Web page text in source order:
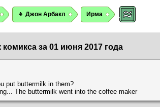
👦 Джон Арбакл Ирма
за 01 июня 2017 года
put buttermilk in them?
The buttermilk went into the coffee maker